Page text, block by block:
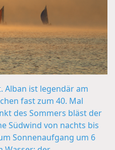
Alban ist legendär am
fast zum 40. Mal
des Sommers bläst der
Südwind von nachts bis
Sonnenaufgang um 6